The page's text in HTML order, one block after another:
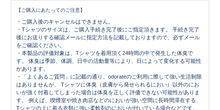
【ご購入にあたってのご注意】
・ご購入後のキャンセルはできません。
・Tシャツのサイズは、ご購入手続き完了後にご指定頂きます。 手続き完了
後にお送りする確認メールに指定方法を記載しておりますので、必ずメール
をご確認ください。
・本製品の評価対象は、Tシャツを着用頂く24時間の中で発生した体臭で
す。 体臭は季節、体調、日中の活動量等により、日によって変化する可能性
があります。
・「よくあるご質問」に記載の通り、odorateのご利用に際して強い生活制限
はありませんが、 Tシャツに体臭（皮膚から発せられるにおい）以外のにお
いが強く付着してしまった場合は体臭を正しく評価できない可能性がありま
す。 例えば、喫煙室や焼き肉店などのにおいが強い空間に長時間滞在する、
Tシャツの上に着る衣類に強い柔軟剤のにおいが付いている場合などです。